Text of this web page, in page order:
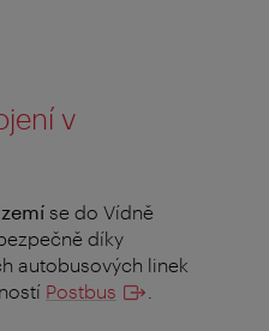
v
se do Vídně
díky
autobusových linek
Postbus